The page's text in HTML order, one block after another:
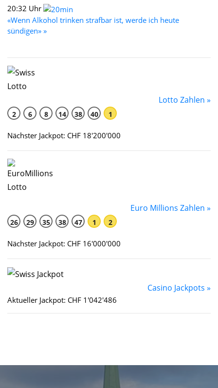
20:32 Uhr
«Wenn Alkohol trinken strafbar ist, werde ich heute
sündigen» »
Lotto Zahlen »
2 6 8 14 38 40 1
Nächster Jackpot: CHF 18'200'000
Euro Millions Zahlen »
26 29 35 38 47 1 2
Nächster Jackpot: CHF 16'000'000
Casino Jackpots »
Aktueller Jackpot: CHF 1'042'486